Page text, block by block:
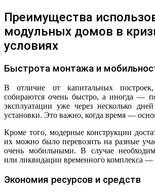
Преимущества
модульных домов в
условиях
Быстрота монтажа и
В отличие от капитальных
собираются очень быстро, а иногда —
эксплуатации уже через несколько
установки. Это важно, когда время —
Кроме того, модерные конструкции
их можно было перевозить на разные
очень мобильными. В случае
или ликвидации временного комплекса —
Экономия ресурсов и средств